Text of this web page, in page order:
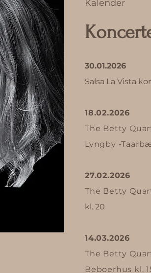
Overskrift
Tekst
Kalender
30.01.2026
Salsa La Vista
18.02.2026
The Betty
Lyngby -
27.02.2026
The Betty
kl. 20​
14.03.2026
The Betty
Beboerhus kl.